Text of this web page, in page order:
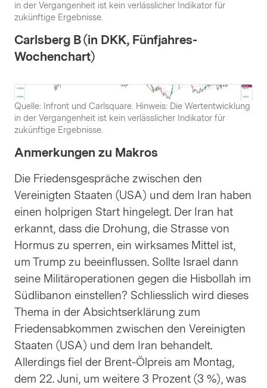
in der Vergangenheit ist kein verlässlicher Indikator für
zukünftige Ergebnisse.
Carlsberg B (in DKK, Fünfjahres-
Wochenchart)
Quelle: Infront und Carlsquare. Hinweis: Die Wertentwicklung
in der Vergangenheit ist kein verlässlicher Indikator für
zukünftige Ergebnisse.
Anmerkungen zu Makros
Die Friedensgespräche zwischen den
Vereinigten Staaten (USA) und dem Iran haben
einen holprigen Start hingelegt. Der Iran hat
erkannt, dass die Drohung, die Strasse von
Hormus zu sperren, ein wirksames Mittel ist,
um Trump zu beeinflussen. Sollte Israel dann
seine Militäroperationen gegen die Hisbollah im
Südlibanon einstellen? Schliesslich wird dieses
Thema in der Absichtserklärung zum
Friedensabkommen zwischen den Vereinigten
Staaten (USA) und dem Iran behandelt.
Allerdings fiel der Brent-Ölpreis am Montag,
dem 22. Juni, um weitere 3 Prozent (3 %), was